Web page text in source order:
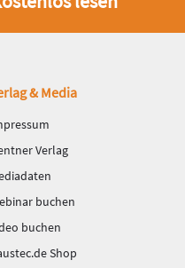
& Media
Verlag
buchen
buchen
Shop